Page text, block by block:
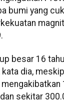
bumi yang
besar 16
dia,
sekitar